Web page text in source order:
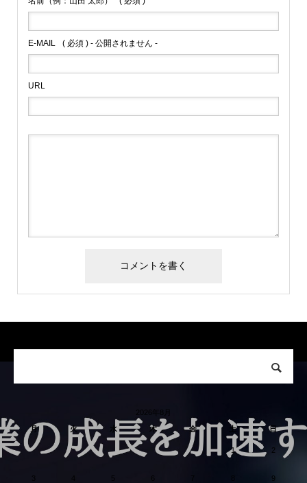
E-MAIL ( 必須 ) - 公開されません -
URL
2026年8月
月
火 水 木 金 土 日
1 2
3 4 5 9